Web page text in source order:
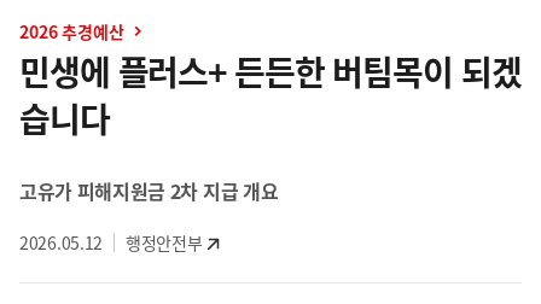
텐
츠
역
2026 추경예산
민생에 플러스+ 든든한 버팀목이 되겠
습니다
고유가 피해지원금 2차 지급 개요
2026.05.12 행정안전부